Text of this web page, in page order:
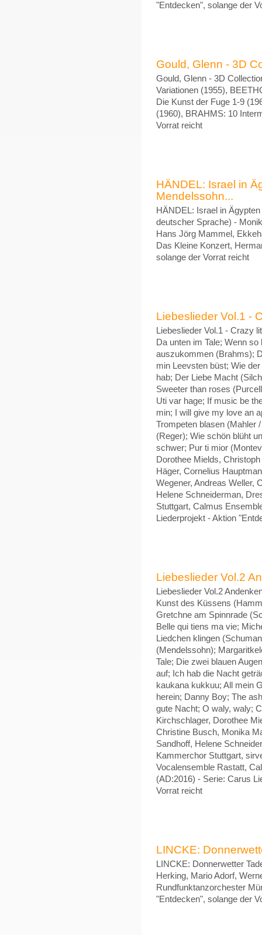
"Entdecken", solange der
Gould, Glenn - 3D
Gould, Glenn - 3D
Variationen (1955),
Die Kunst der Fuge 1-9
(1960), BRAHMS: 10
Vorrat reicht
HÄNDEL: Israel in
Mendelssohn...
HÄNDEL: Israel in
deutscher Sprache) -
Hans Jörg Mammel,
Das Kleine Konzert,
solange der Vorrat reicht
Liebeslieder Vol.1 -
Liebeslieder Vol.1 - Crazy
Da unten im Tale; Wenn
auszukommen (Brahms);
min Leevsten büst; Wie
hab; Der Liebe Macht
Sweeter than roses
Uti var hage; If music be
min; I will give my love an
Trompeten blasen (Mahler
(Reger); Wie schön blüht
schwer; Pur ti mior
Dorothee Mields,
Häger, Cornelius
Wegener, Andreas Weller,
Helene Schneiderman,
Stuttgart, Calmus
Liederprojekt - Aktion
Liebeslieder Vol.2
Liebeslieder Vol.2
Kunst des Küssens
Gretchne am Spinnrade
Belle qui tiens ma vie;
Liedchen klingen
(Mendelssohn);
Tale; Die zwei blauen
auf; Ich hab die Nacht
kaukana kukkuu; All mein
herein; Danny Boy; The
gute Nacht; O waly, waly;
Kirchschlager, Dorothee
Christine Busch, Monika
Sandhoff, Helene
Kammerchor Stuttgart,
Vocalensemble Rastatt,
(AD:2016) - Serie: Carus
Vorrat reicht
LINCKE:
LINCKE: Donnerwetter
Herking, Mario Adorf,
Rundfunktanzorchester
"Entdecken", solange der